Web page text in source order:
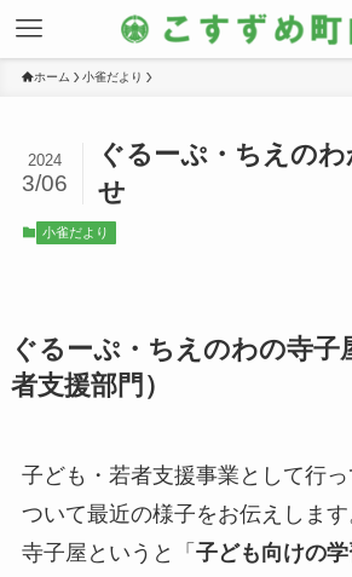
ホーム 小雀だより
ぐるーぷ・ちえの
せ
2024
3/06
小雀だより
ぐるーぷ・ちえのわの寺子
者支援部門）
子ども・若者支援事業として行っ
ついて最近の様子をお伝えします
寺子屋というと「 子ども向けの